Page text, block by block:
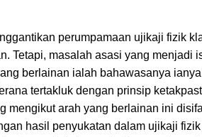
perumpamaan ujikaji fizik
Tetapi, masalah asasi yang menjadi
berlainan ialah bahawasanya
tertakluk dengan prinsip
mengikut arah yang berlainan ini
hasil penyukatan dalam ujikaji